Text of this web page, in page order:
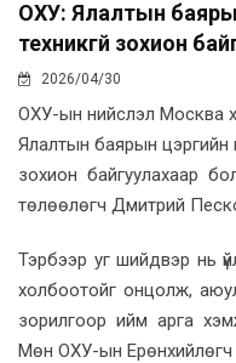
ОХУ: Ялалтын
техникгүй зохион
2026/04/30
ОХУ-ын нийслэл Москва
Ялалтын баярын цэргийн
зохион байгуулахаар
төлөөлөгч Дмитрий
Тэрбээр уг шийдвэр нь
холбоотойг онцолж,
зорилгоор ийм арга
Мөн ОХУ-ын